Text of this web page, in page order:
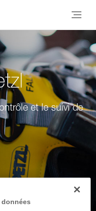
et le suivi de